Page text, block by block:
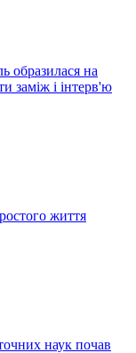
образилася на
заміж і інтерв'ю
життя
наук почав